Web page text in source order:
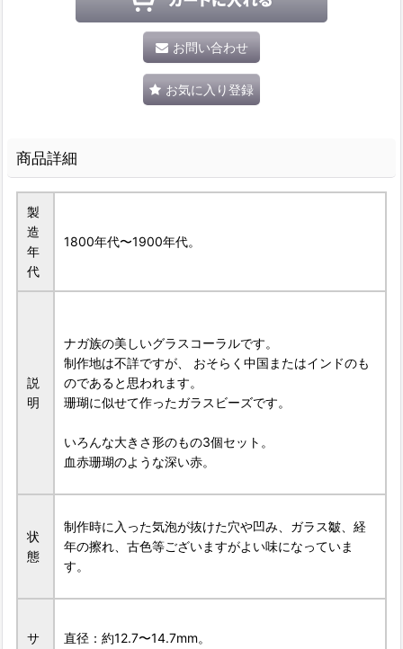
お問い合わせ
お気に入り登録
商品詳細
製
造
年
代
1800年代〜1900年代。
説
明
ナガ族の美しいグラスコーラルです。
制作地は不詳ですが、 おそらく中国またはインドのも
のであると思われます。
珊瑚に似せて作ったガラスビーズです。
いろんな大きさ形のもの3個セット。
血赤珊瑚のような深い赤。
状
態
制作時に入った気泡が抜けた穴や凹み、ガラス皺、経
年の擦れ、古色等ございますがよい味になっていま
す。
サ
直径：約12.7〜14.7mm。